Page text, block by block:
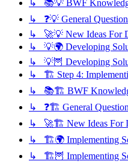
↳ 📚💡 BWF
↳ ❓💡 General
↳ 🚀💡 New Ideas For
↳ 💡🌍 Developing
↳ 💡🦉 Developing
↳ 🏗️ Step 4:
↳ 📚🏗️ BWF
↳ ❓🏗️ General
↳ 🚀🏗️ New Ideas For
↳ 🏗️🌍 Implementing
↳ 🏗️🦉 Implementing